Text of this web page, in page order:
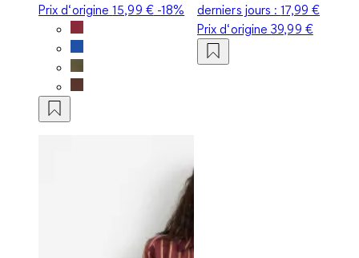
Prix d‘origine15,99 €-18%
derniers jours :17,99 €
Prix d‘origine39,99 €